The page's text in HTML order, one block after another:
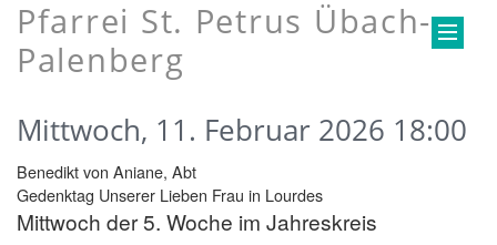
Pfarrei St. Petrus Übach-
Palenberg
Mittwoch, 11. Februar 2026 18:00
Benedikt von Aniane, Abt
Gedenktag Unserer Lieben Frau in Lourdes
Mittwoch der 5. Woche im Jahreskreis